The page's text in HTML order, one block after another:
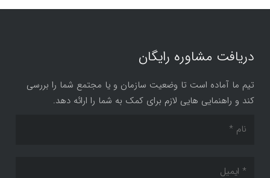
دریافت مشاوره رایگان
تیم ما آماده است تا وضعیت سازمان و یا مجتمع شما را بررسی
کند و راهنمایی هایی لازم برای کمک به شما را ارائه دهد.